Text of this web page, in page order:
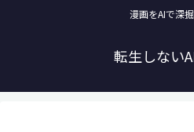
漫画をAIで深
転生しない